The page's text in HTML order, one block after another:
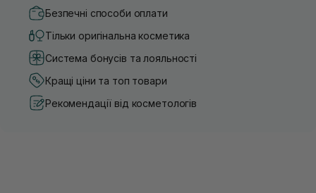
Безпечні способи оплати
Тільки оригінальна косметика
Система бонусів та лояльності
Кращі ціни та топ товари
Рекомендації від косметологів